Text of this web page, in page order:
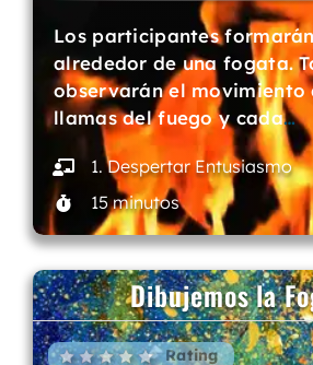
Los participantes
alrededor de una fogata.
observarán el movimiento
llamas del fuego y cada…
1. Despertar Entusiasmo
15 minutos
Dibujemos la
Rating